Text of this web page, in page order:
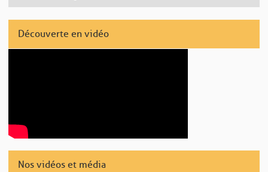
Découverte en vidéo
Nos vidéos et média